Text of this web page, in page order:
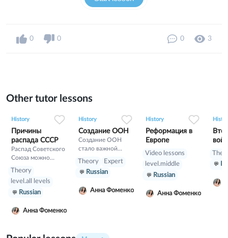
0 0 0 3
Other tutor lessons
History
Причины
распада СССР
Распад Советского
Союза можно
считать
крупнейшей
геополитической
катастрофой XX
карты мира в
государство,
Theory
level.all levels
Russian
Анна Фоменко
History
Создание ООН
Создание ООН
стало важной
исторической вехой
– Организация
Объединенных
гарантом мира и
Она также стала
Theory
Expert
Russian
Анна Фоменко
History
Реформация в
Европе
Video lessons
level.middle
Russian
Анна Фоменко